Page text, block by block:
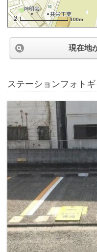
100m
現在地
ステーションフォト